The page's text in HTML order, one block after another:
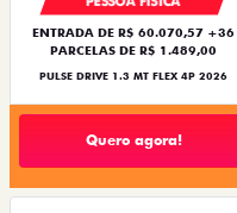
ENTRADA DE R$ 60.070,57 +36
PARCELAS DE R$ 1.489,00
PULSE DRIVE 1.3 MT FLEX 4P 2026
Quero agora!